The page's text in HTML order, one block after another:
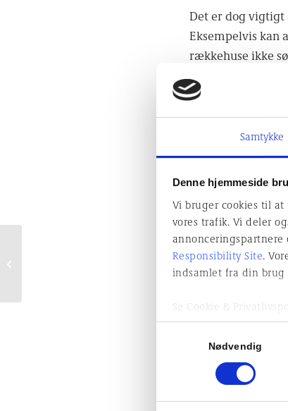
Samtykke
Denne hjemmeside
Vi bruger cookies til
vores trafik. Vi deler
annonceringspartnere
Responsibility Site.
indsamlet fra din brug
Se Cookie &
Nødvendig
Det er dog
Eksempelvis kan
rækkehuse ikke
Hvilke
forbedre
projekter, I kan
Fornyelse af
facader og
Etablering af
på